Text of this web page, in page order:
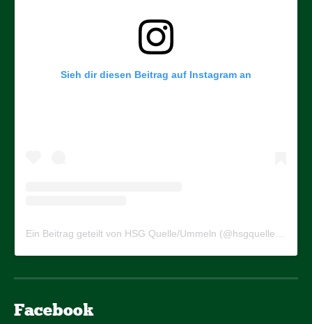
Sieh dir diesen Beitrag auf Instagram an
Facebook